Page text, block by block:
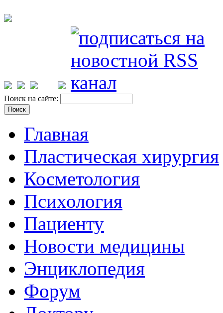
Поиск на сайте:
Главная
Пластическая хирургия
Косметология
Психология
Пациенту
Новости медицины
Энциклопедия
Форум